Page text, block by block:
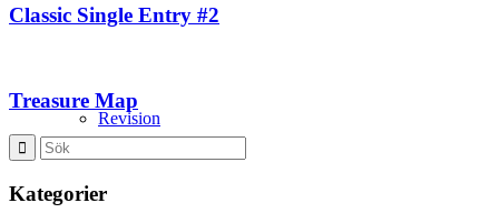
Revision
Classic Single Entry #2
Treasure Map
Kategorier